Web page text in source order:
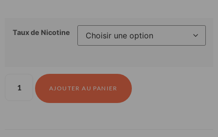
Taux de Nicotine
AJOUTER AU PANIER